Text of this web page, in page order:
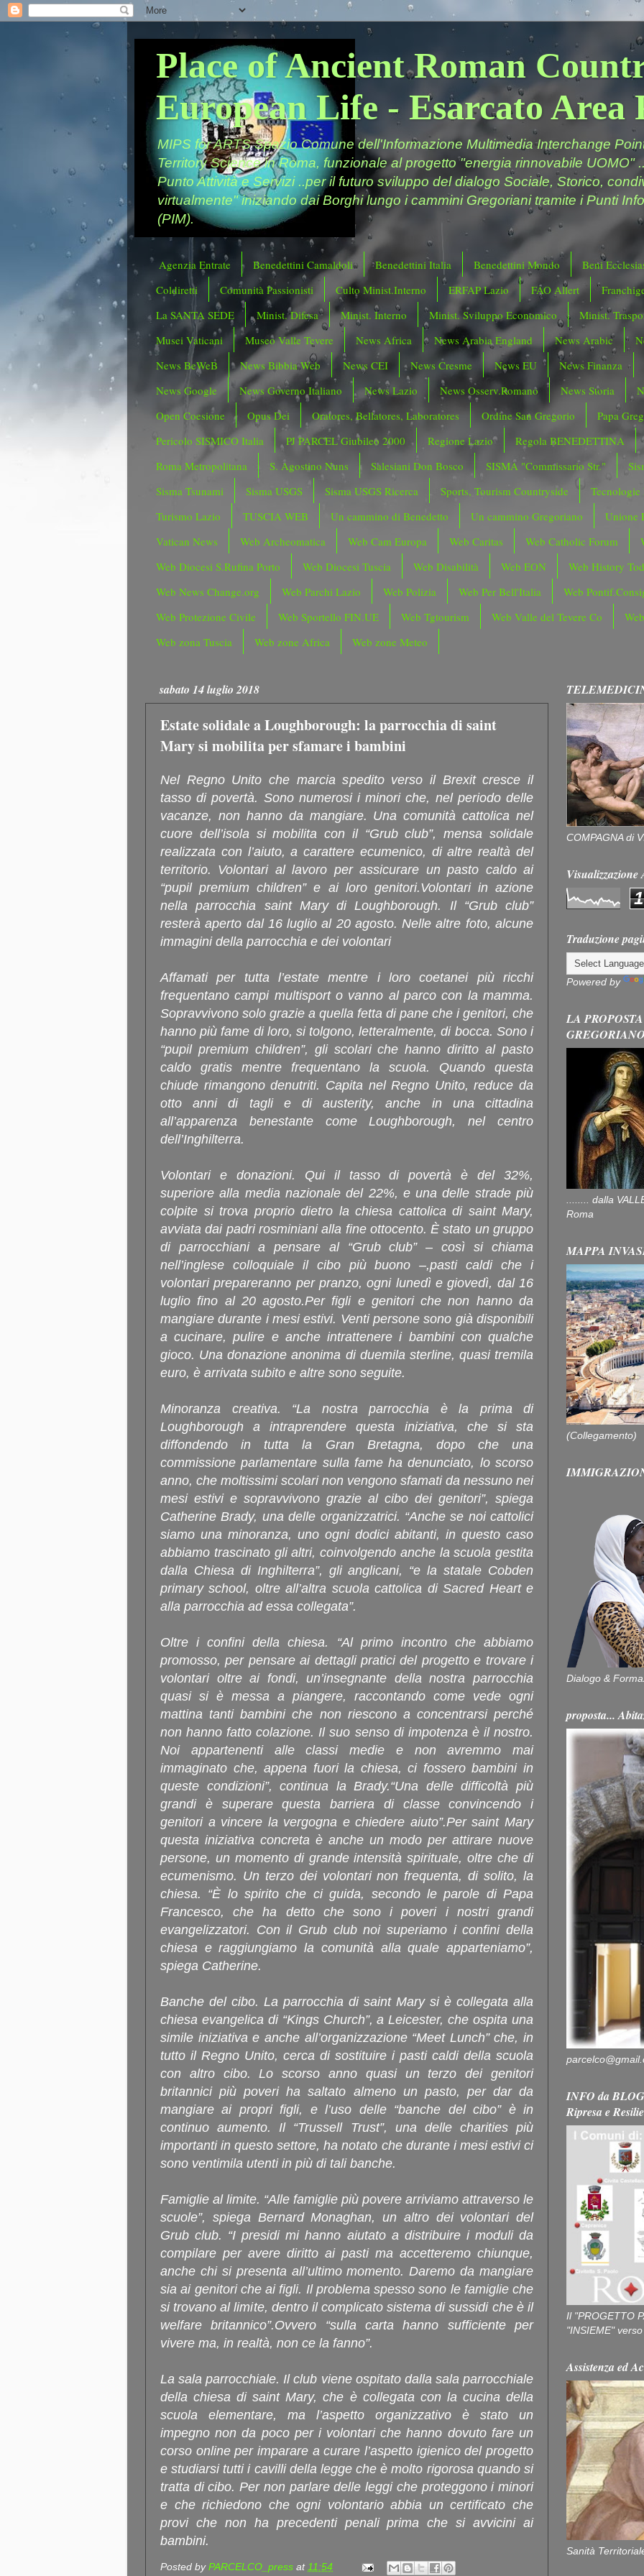
Place of Ancient Roman
European Life - Esarcato Area
MIPS for ARTS Spazio Comune dell'Informazione Multimedia Interchange
Territory Science in Roma, funzionale al progetto "energia rinnovabile UOMO"
Punto Attività e Servizi ..per il futuro sviluppo del dialogo Sociale, Storico,
virtualmente" iniziando dai Borghi lungo i cammini Gregoriani tramite i Punti
(PIM).
Agenzia Entrate Benedettini Camaldoli Benedettini Italia Benedettini Mondo
Beni
Coldiretti
Comunità Passionisti Culto Minist.Interno ERFAP Lazio FAO Allert
La SANTA SEDE
Minist. Difesa Minist. Interno Minist. Sviluppo Economico
Minist.
Musei Vaticani
Museo Valle Tevere News Africa News Arabia England News Arabic
News BeWeB
News Bibbia Web News CEI News Cresme News EU
News Finanza
News Google
News Governo Italiano News Lazio News Osserv.Romano News Storia
Open Coesione
Opus Dei Oratores, Bellatores, Laboratores Ordine San Gregorio
Papa
Pericolo SISMICO Italia
PJ PARCEL Giubileo 2000 Regione Lazio
Regola BENEDETTINA
Roma Metropolitana
S. Agostino Nuns Salesiani Don Bosco SISMA "Commissario Str."
Sisma Tsunami
Sisma USGS Sisma USGS Ricerca Sports, Tourism Countryside
Tecnologie
Turismo Lazio
TUSCIA WEB Un cammino di Benedetto Un cammino Gregoriano
Unione
Vatican News
Web Archeomatica Web Cam Europa Web Caritas Web Catholic Forum
Web Diocesi S.Rufina Porto
Web Diocesi Tuscia Web Disabilità Web EON
Web History
Web News Change.org
Web Parchi Lazio Web Polizia Web Per Bell'Italia
Web
Web Protezione Civile
Web Sportello FIN.UE Web Tgtourism Web Valle del Tevere Co
Web zona Tuscia
Web zone Africa Web zone Meteo
sabato 14 luglio 2018
Estate solidale a Loughborough: la parrocchia di saint
Mary si mobilita per sfamare i bambini
Nel Regno Unito che marcia spedito verso il Brexit cresce il
tasso di povertà. Sono numerosi i minori che, nel periodo delle
vacanze, non hanno da mangiare. Una comunità cattolica nel
cuore dell’isola si mobilita con il “Grub club”, mensa solidale
realizzata con l’aiuto, a carattere ecumenico, di altre realtà del
territorio. Volontari al lavoro per assicurare un pasto caldo ai
“pupil premium children” e ai loro genitori.Volontari in azione
nella parrocchia saint Mary di Loughborough. Il “Grub club”
resterà aperto dal 16 luglio al 20 agosto. Nelle altre foto, alcune
immagini della parrocchia e dei volontari
Affamati per tutta l’estate mentre i loro coetanei più ricchi
frequentano campi multisport o vanno al parco con la mamma.
Sopravvivono solo grazie a quella fetta di pane che i genitori, che
hanno più fame di loro, si tolgono, letteralmente, di bocca. Sono i
“pupil premium children”, gli scolari che hanno diritto al pasto
caldo gratis mentre frequentano la scuola. Quando questa
chiude rimangono denutriti. Capita nel Regno Unito, reduce da
otto anni di tagli e di austerity, anche in una cittadina
all’apparenza benestante come Loughborough, nel centro
dell’Inghilterra.
Volontari e donazioni. Qui il tasso di povertà è del 32%,
superiore alla media nazionale del 22%, e una delle strade più
colpite si trova proprio dietro la chiesa cattolica di saint Mary,
avviata dai padri rosminiani alla fine ottocento. È stato un gruppo
di parrocchiani a pensare al “Grub club” – così si chiama
nell’inglese colloquiale il cibo più buono –,pasti caldi che i
volontari prepareranno per pranzo, ogni lunedì e giovedì, dal 16
luglio fino al 20 agosto.Per figli e genitori che non hanno da
mangiare durante i mesi estivi. Venti persone sono già disponibili
a cucinare, pulire e anche intrattenere i bambini con qualche
gioco. Una donazione anonima di duemila sterline, quasi tremila
euro, è arrivata subito e altre sono seguite.
Minoranza creativa. “La nostra parrocchia è la prima di
Loughborough a intraprendere questa iniziativa, che si sta
diffondendo in tutta la Gran Bretagna, dopo che una
commissione parlamentare sulla fame ha denunciato, lo scorso
anno, che moltissimi scolari non vengono sfamati da nessuno nei
mesi estivi e sopravvivono grazie al cibo dei genitori”, spiega
Catherine Brady, una delle organizzatrici. “Anche se noi cattolici
siamo una minoranza, uno ogni dodici abitanti, in questo caso
abbiamo trascinato gli altri, coinvolgendo anche la scuola gestita
dalla Chiesa di Inghilterra”, gli anglicani, “e la statale Cobden
primary school, oltre all’altra scuola cattolica di Sacred Heart e
alla parrocchia ad essa collegata”.
Oltre i confini della chiesa. “Al primo incontro che abbiamo
promosso, per pensare ai dettagli pratici del progetto e trovare i
volontari oltre ai fondi, un’insegnante della nostra parrocchia
quasi si è messa a piangere, raccontando come vede ogni
mattina tanti bambini che non riescono a concentrarsi perché
non hanno fatto colazione. Il suo senso di impotenza è il nostro.
Noi appartenenti alle classi medie e non avremmo mai
immaginato che, appena fuori la chiesa, ci fossero bambini in
queste condizioni”, continua la Brady.“Una delle difficoltà più
grandi è superare questa barriera di classe convincendo i
genitori a vincere la vergogna e chiedere aiuto”.Per saint Mary
questa iniziativa concreta è anche un modo per attirare nuove
persone, un momento di grande intensità spirituale, oltre che di
ecumenismo. Un terzo dei volontari non frequenta, di solito, la
chiesa. “È lo spirito che ci guida, secondo le parole di Papa
Francesco, che ha detto che sono i poveri i nostri grandi
evangelizzatori. Con il Grub club noi superiamo i confini della
chiesa e raggiungiamo la comunità alla quale apparteniamo”,
spiega Catherine.
Banche del cibo. La parrocchia di saint Mary si è collegata alla
chiesa evangelica di “Kings Church”, a Leicester, che ospita una
simile iniziativa e anche all’organizzazione “Meet Lunch” che, in
tutto il Regno Unito, cerca di sostituire i pasti caldi della scuola
con altro cibo. Lo scorso anno quasi un terzo dei genitori
britannici più poveri ha saltato almeno un pasto, per dar da
mangiare ai propri figli, e l’uso delle “banche del cibo” è in
continuo aumento. Il “Trussell Trust”, una delle charities più
importanti in questo settore, ha notato che durante i mesi estivi ci
sono ventimila utenti in più di tali banche.
Famiglie al limite. “Alle famiglie più povere arriviamo attraverso le
scuole”, spiega Bernard Monaghan, un altro dei volontari del
Grub club. “I presidi mi hanno aiutato a distribuire i moduli da
compilare per avere diritto ai pasti ma accetteremo chiunque,
anche chi si presenta all’ultimo momento. Daremo da mangiare
sia ai genitori che ai figli. Il problema spesso sono le famiglie che
si trovano al limite, dentro il complicato sistema di sussidi che è il
welfare britannico”.Ovvero “sulla carta hanno sufficiente per
vivere ma, in realtà, non ce la fanno”.
La sala parrocchiale. Il club viene ospitato dalla sala parrocchiale
della chiesa di saint Mary, che è collegata con la cucina della
scuola elementare, ma l’aspetto organizzativo è stato un
impegno non da poco per i volontari che hanno dovuto fare un
corso online per imparare a curare l’aspetto igienico del progetto
e studiarsi tutti i cavilli della legge che è molto rigorosa quando si
tratta di cibo. Per non parlare delle leggi che proteggono i minori
e che richiedono che ogni volontario abbia un certificato che
provi che non ha precedenti penali prima che si avvicini ai
bambini.
Posted byPARCELCO_press at11:54
COMPAGNA di
1
Traduzione
Powered by
LA
........ dalla
Roma
MAPPA
(Collegamento)
Dialogo &
proposta...
INFO da
Ripresa e
Il "PROGETTO
"INSIEME"
Assistenza ed
Sanità